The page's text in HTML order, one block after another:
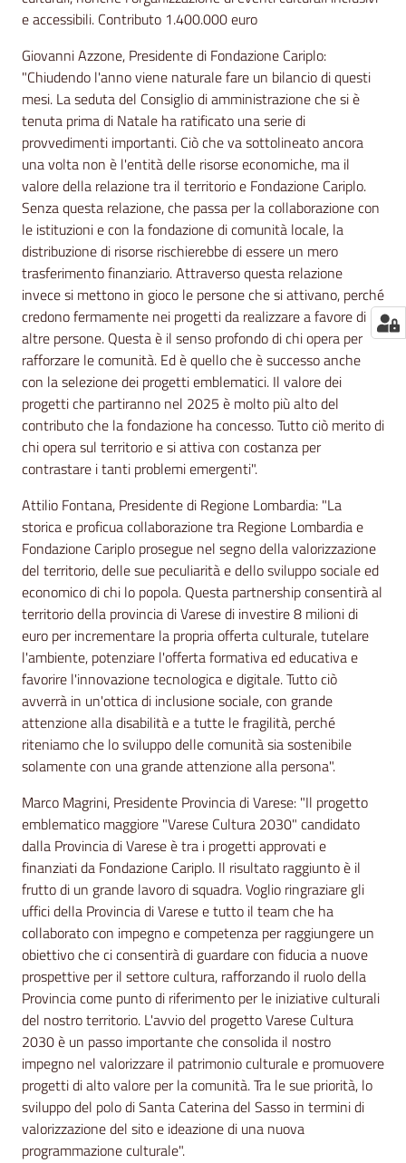
e accessibili. Contributo 1.400.000 euro
Giovanni Azzone, Presidente di Fondazione Cariplo:
"Chiudendo l'anno viene naturale fare un bilancio di questi
mesi. La seduta del Consiglio di amministrazione che si è
tenuta prima di Natale ha ratificato una serie di
provvedimenti importanti. Ciò che va sottolineato ancora
una volta non è l'entità delle risorse economiche, ma il
valore della relazione tra il territorio e Fondazione Cariplo.
Senza questa relazione, che passa per la collaborazione con
le istituzioni e con la fondazione di comunità locale, la
distribuzione di risorse rischierebbe di essere un mero
trasferimento finanziario. Attraverso questa relazione
invece si mettono in gioco le persone che si attivano, perché
credono fermamente nei progetti da realizzare a favore di
altre persone. Questa è il senso profondo di chi opera per
rafforzare le comunità. Ed è quello che è successo anche
con la selezione dei progetti emblematici. Il valore dei
progetti che partiranno nel 2025 è molto più alto del
contributo che la fondazione ha concesso. Tutto ciò merito di
chi opera sul territorio e si attiva con costanza per
contrastare i tanti problemi emergenti".
Attilio Fontana, Presidente di Regione Lombardia: "La
storica e proficua collaborazione tra Regione Lombardia e
Fondazione Cariplo prosegue nel segno della valorizzazione
del territorio, delle sue peculiarità e dello sviluppo sociale ed
economico di chi lo popola. Questa partnership consentirà al
territorio della provincia di Varese di investire 8 milioni di
euro per incrementare la propria offerta culturale, tutelare
l'ambiente, potenziare l'offerta formativa ed educativa e
favorire l'innovazione tecnologica e digitale. Tutto ciò
avverrà in un'ottica di inclusione sociale, con grande
attenzione alla disabilità e a tutte le fragilità, perché
riteniamo che lo sviluppo delle comunità sia sostenibile
solamente con una grande attenzione alla persona".
Marco Magrini, Presidente Provincia di Varese: "Il progetto
emblematico maggiore "Varese Cultura 2030" candidato
dalla Provincia di Varese è tra i progetti approvati e
finanziati da Fondazione Cariplo. Il risultato raggiunto è il
frutto di un grande lavoro di squadra. Voglio ringraziare gli
uffici della Provincia di Varese e tutto il team che ha
collaborato con impegno e competenza per raggiungere un
obiettivo che ci consentirà di guardare con fiducia a nuove
prospettive per il settore cultura, rafforzando il ruolo della
Provincia come punto di riferimento per le iniziative culturali
del nostro territorio. L'avvio del progetto Varese Cultura
2030 è un passo importante che consolida il nostro
impegno nel valorizzare il patrimonio culturale e promuovere
progetti di alto valore per la comunità. Tra le sue priorità, lo
sviluppo del polo di Santa Caterina del Sasso in termini di
valorizzazione del sito e ideazione di una nuova
programmazione culturale".